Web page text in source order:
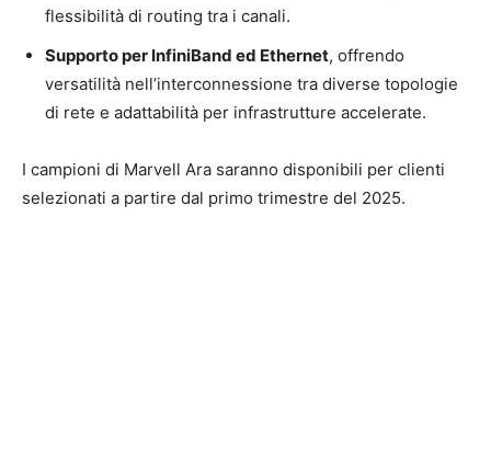
flessibilità di routing tra i canali.
Supporto per InfiniBand ed Ethernet, offrendo
versatilità nell’interconnessione tra diverse topologie
di rete e adattabilità per infrastrutture accelerate.
I campioni di Marvell Ara saranno disponibili per clienti
selezionati a partire dal primo trimestre del 2025.